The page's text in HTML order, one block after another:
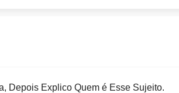
Depois Explico Quem é Esse Sujeito.